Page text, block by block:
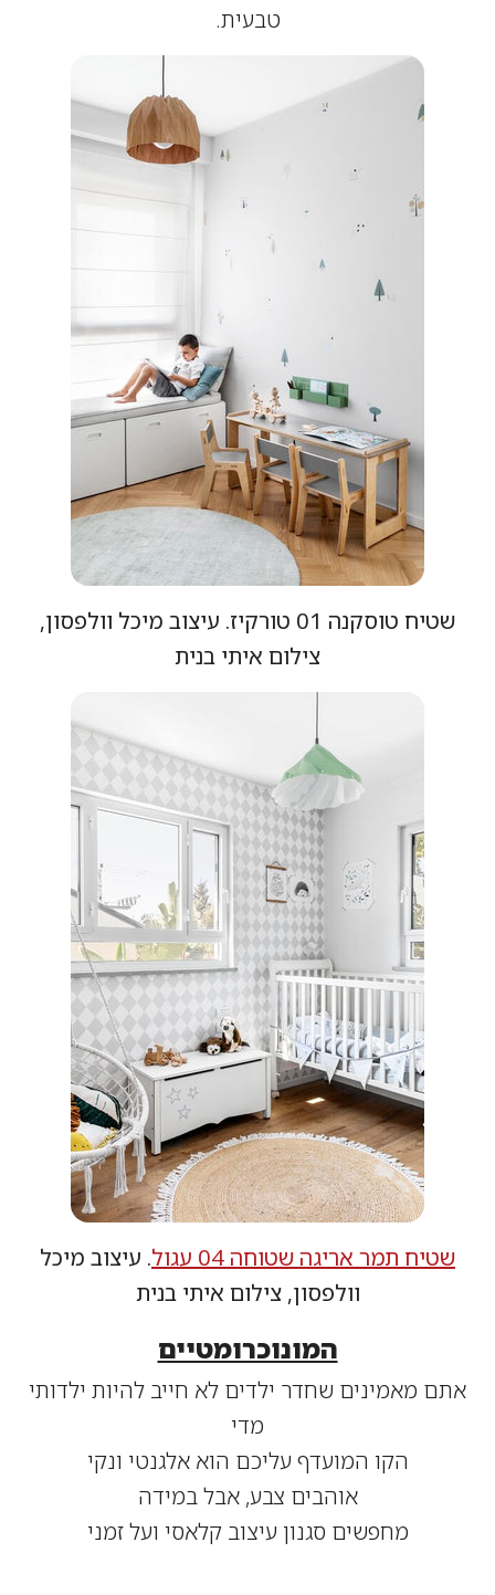
טבעית.
שטיח טוסקנה 01 טורקיז. עיצוב מיכל וולפסון,
צילום איתי בנית
תמר אריגה שטוחה 04 עגול
. עיצוב מיכל
וולפסון, צילום איתי בנית
המונוכרומטיים
מאמינים שחדר ילדים לא חייב להיות ילדותי
הקו המועדף עליכם הוא אלגנטי ונקי
אוהבים צבע, אבל במידה
מחפשים סגנון עיצוב קלאסי ועל זמני